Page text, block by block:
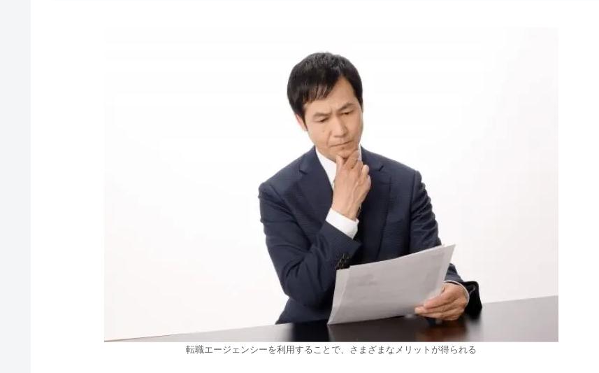
転職エージェンシーを利用することで、さまざまなメリットが得られる